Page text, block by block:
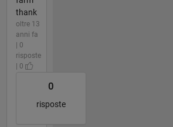
thank
oltre 13
anni fa
| 0
risposte
| 0
0
risposte